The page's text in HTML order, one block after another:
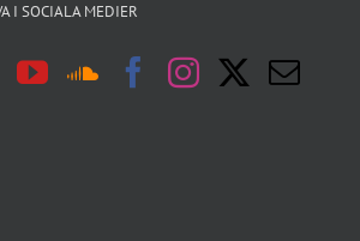
I SOCIALA MEDIER